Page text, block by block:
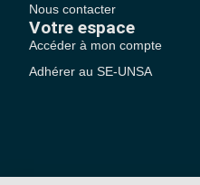
Nous contacter
Votre espace
Accéder à mon compte
Adhérer au SE-UNSA